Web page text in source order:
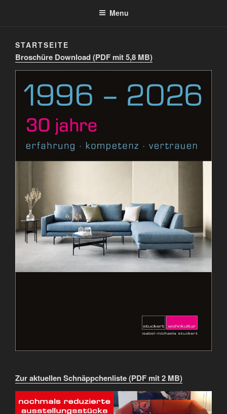
Menu
STARTSEITE
Broschüre Download (PDF mit 5,8 MB)
Zur aktuellen Schnäppchenliste (PDF mit 2 MB)